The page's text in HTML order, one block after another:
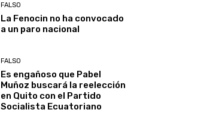
FALSO
La Fenocin no ha convocado
a un paro nacional
FALSO
Es engañoso que Pabel
Muñoz buscará la reelección
en Quito con el Partido
Socialista Ecuatoriano